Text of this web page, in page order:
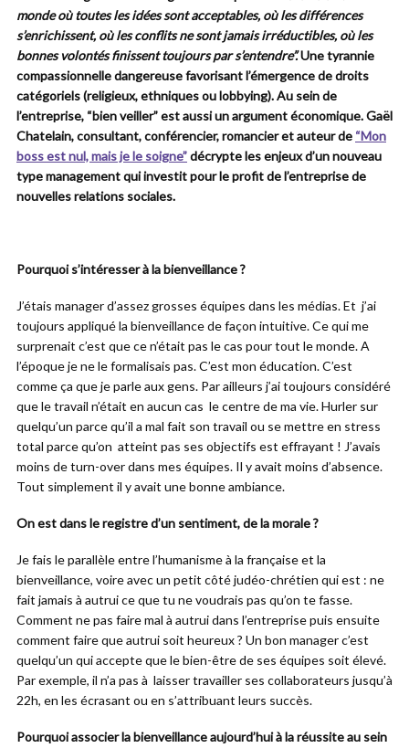
monde où toutes les idées sont acceptables, où les différences
s’enrichissent, où les conflits ne sont jamais irréductibles, où les
bonnes volontés finissent toujours par s’entendre”.Une tyrannie
compassionnelle dangereuse favorisant l’émergence de droits
catégoriels (religieux, ethniques ou lobbying). Au sein de
l’entreprise, “bien veiller” est aussi un argument économique. Gaël
Chatelain, consultant, conférencier, romancier et auteur de “Mon
boss est nul, mais je le soigne”décrypte les enjeux d’un nouveau
type management qui investit pour le profit de l’entreprise de
nouvelles relations sociales.
Pourquoi s’intéresser à la bienveillance ?
J’étais manager d’assez grosses équipes dans les médias. Et j’ai
toujours appliqué la bienveillance de façon intuitive. Ce qui me
surprenait c’est que ce n’était pas le cas pour tout le monde. A
l’époque je ne le formalisais pas. C’est mon éducation. C’est
comme ça que je parle aux gens. Par ailleurs j’ai toujours considéré
que le travail n’était en aucun cas le centre de ma vie. Hurler sur
quelqu’un parce qu’il a mal fait son travail ou se mettre en stress
total parce qu’on atteint pas ses objectifs est effrayant ! J’avais
moins de turn-over dans mes équipes. Il y avait moins d’absence.
Tout simplement il y avait une bonne ambiance.
On est dans le registre d’un sentiment, de la morale ?
Je fais le parallèle entre l’humanisme à la française et la
bienveillance, voire avec un petit côté judéo-chrétien qui est : ne
fait jamais à autrui ce que tu ne voudrais pas qu’on te fasse.
Comment ne pas faire mal à autrui dans l’entreprise puis ensuite
comment faire que autrui soit heureux ? Un bon manager c’est
quelqu’un qui accepte que le bien-être de ses équipes soit élevé.
Par exemple, il n’a pas à laisser travailler ses collaborateurs jusqu’à
22h, en les écrasant ou en s’attribuant leurs succès.
Pourquoi associer la bienveillance aujourd’hui à la réussite au sein